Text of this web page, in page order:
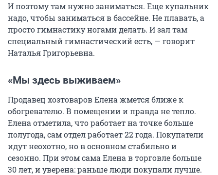
И поэтому там нужно заниматься. Еще купальник
надо, чтобы заниматься в бассейне. Не плавать, а
просто гимнастику ногами делать. И зал там
специальный гимнастический есть, — говорит
Наталья Григорьевна.
«Мы здесь выживаем»
Продавец хозтоваров Елена жмется ближе к
обогревателю. В помещении и правда не тепло.
Елена отметила, что работает на точке больше
полугода, сам отдел работает 22 года. Покупатели
идут неохотно, но в основном стабильно и
сезонно. При этом сама Елена в торговле больше
30 лет, и уверена: раньше люди покупали лучше.